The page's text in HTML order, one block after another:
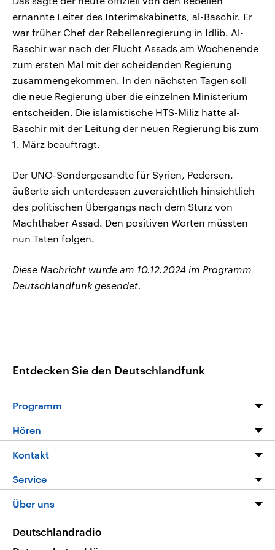
ernannte Leiter des Interimskabinetts, al-Baschir. Er
war früher Chef der Rebellenregierung in Idlib. Al-
Baschir war nach der Flucht Assads am Wochenende
zum ersten Mal mit der scheidenden Regierung
zusammengekommen. In den nächsten Tagen soll
die neue Regierung über die einzelnen Ministerium
entscheiden. Die islamistische HTS-Miliz hatte al-
Baschir mit der Leitung der neuen Regierung bis zum
1. März beauftragt.
Der UNO-Sondergesandte für Syrien, Pedersen,
äußerte sich unterdessen zuversichtlich hinsichtlich
des politischen Übergangs nach dem Sturz von
Machthaber Assad. Den positiven Worten müssten
nun Taten folgen.
Diese Nachricht wurde am 10.12.2024 im Programm
Deutschlandfunk gesendet.
Entdecken Sie den Deutschlandfunk
Programm
Programm
Die Nachrichten
Nachrichtenleicht
Neue Beiträge auf dlf.de
Hören
Livestream
Podcasts
Deutschlandfunk App
Nachrichten App
Kontakt
Hörerservice
Service
FAQ
Veranstaltungen
Über uns
Deutschlandradio